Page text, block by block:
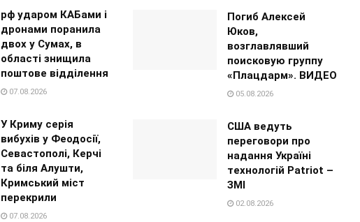
рф ударом КАБами і
дронами поранила
двох у Сумах, в
області знищила
поштове відділення
07.08.2026
У Криму серія
вибухів у Феодосії,
Севастополі, Керчі
та біля Алушти,
Кримський міст
перекрили
07.08.2026
Погиб Алексей
Юков,
возглавлявший
поисковую группу
«Плацдарм». ВИДЕО
05.08.2026
США ведуть
переговори про
надання Україні
технологій Patriot –
ЗМІ
02.08.2026